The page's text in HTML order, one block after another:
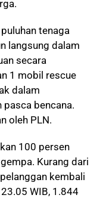
tenaga
langsung dalam
secara
1 mobil rescue
dalam
bencana.
oleh PLN.
100 persen
Kurang dari
kembali
WIB, 1.844